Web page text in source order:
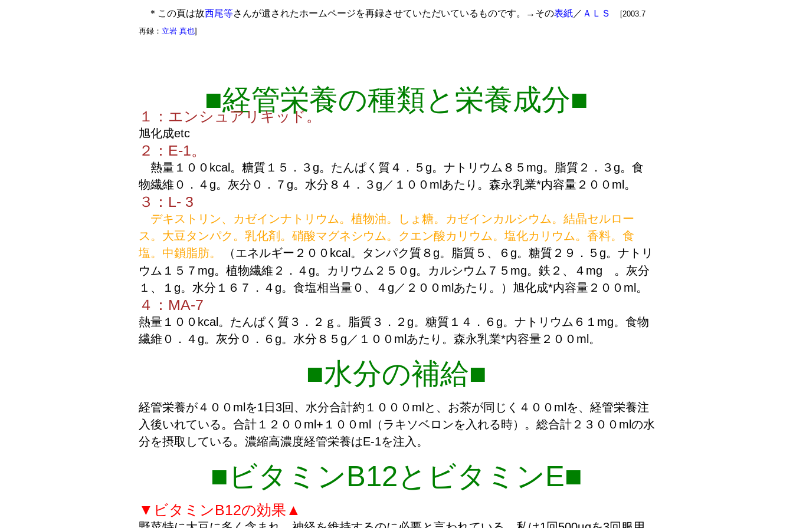
＊この頁は故西尾等さんが遺されたホームページを再録させていただいているものです。→その表紙／ ＡＬＳ
[2003.7
再録： 立岩 真也]
■経管栄養の種類と栄養成分■
１：エンシュアリキッド。
旭化成etc
２：E-1。
熱量１００kcal。糖質１５．３g。たんぱく質４．５g。ナトリウム８５mg。脂質２．３g。食
物繊維０．４g。灰分０．７g。水分８４．３g／１００mlあたり。森永乳業*内容量２００ml。
３：L- 3
デキストリン、カゼインナトリウム。植物油。しょ糖。カゼインカルシウム。結晶セルロー
ス。大豆タンパク。乳化剤。硝酸マグネシウム。クエン酸カリウム。塩化カリウム。香料。食
塩。中鎖脂肪。
（エネルギー２００kcal。タンパク質８g。脂質５、６g。糖質２９．５g。ナトリ
ウム１５７mg。植物繊維２．４g。カリウム２５０g。カルシウム７５mg。鉄２、４mg 。灰分
１、１g。水分１６７．４g。食塩相当量０、４g／２００mlあたり。）旭化成*内容量２００ml。
４：MA-7
熱量１００kcal。たんぱく質３．２ｇ。脂質３．２g。糖質１４．６g。ナトリウム６１mg。食物
繊維０．４g。灰分０．６g。水分８５g／１００mlあたり。森永乳業*内容量２００ml。
■水分の補給■
経管栄養が４００mlを1日3回、水分合計約１０００mlと、お茶が同じく４００mlを、経管栄養注
入後いれている。合計１２００ml+１００ml（ラキソベロンを入れる時）。総合計２３００mlの水
分を摂取している。濃縮高濃度経管栄養はE-1を注入。
■ビタミンB12とビタミンE■
▼ビタミンB12の効果▲